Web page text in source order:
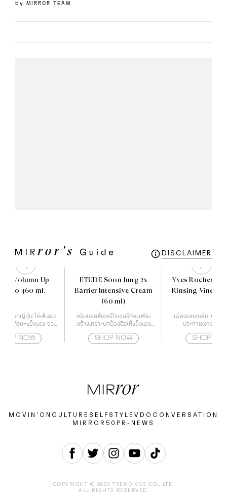
by MIRROR TEAM
DISCLAIMER
3D Volumn Up
460 ml.
หม่จากญี่ปุ่น ให้เส้นผม
นังศีรษะแข็งแรง ช่วย
สาเหตุของปัญหาผม
NOW
ETUDE Soon Jung 2x
Barrier Intensive Cream
(60 ml)
ครีมมอยส์เจอร์ไรเซอร์ที่จะเสริม
สร้างเกราะปกป้องผิวให้แข็งแรง
SHOP NOW
Yves Rocher
Rinsing Vinegar
เพื่อผมหอมลื่น สูตรเส้
ประกายเงางามทั
SHOP
MOVIN’ON CULTURE SELF STYLE VDO CONVERSATION
MIRROR50 PR-NEWS
COPYRIGHT © 2023 TREND VG3 CO., LTD.
ALL RIGHTS RESERVED.